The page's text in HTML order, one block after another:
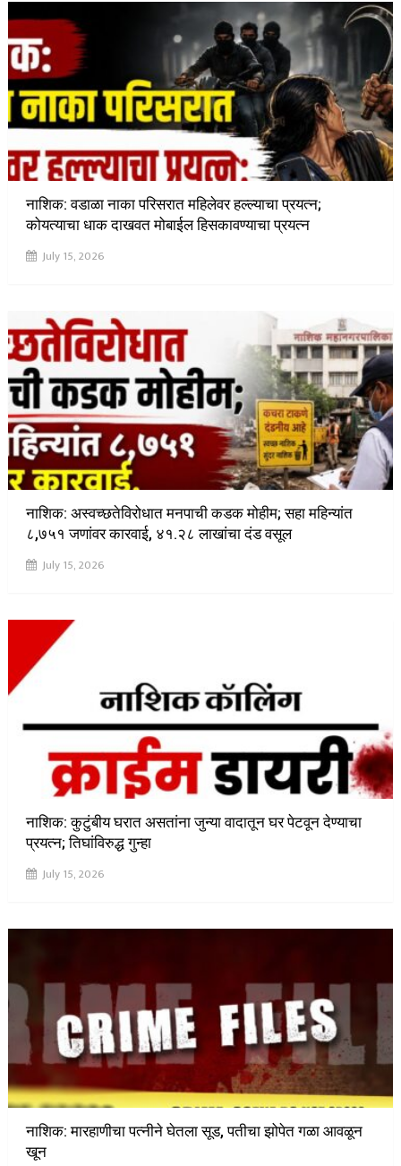
नाशिक: वडाळा नाका परिसरात महिलेवर हल्ल्याचा प्रयत्न;
कोयत्याचा धाक दाखवत मोबाईल हिसकावण्याचा प्रयत्न
July 15, 2026
नाशिक: अस्वच्छतेविरोधात मनपाची कडक मोहीम; सहा महिन्यांत
८,७५१ जणांवर कारवाई, ४१.२८ लाखांचा दंड वसूल
July 15, 2026
नाशिक: कुटुंबीय घरात असतांना जुन्या वादातून घर पेटवून देण्याचा
प्रयत्न; तिघांविरुद्ध गुन्हा
July 15, 2026
नाशिक: मारहाणीचा पत्नीने घेतला सूड, पतीचा झोपेत गळा आवळून
खून